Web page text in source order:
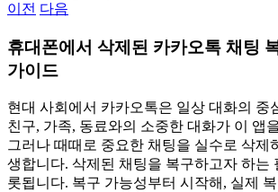
이전 다음
휴대폰에서 삭제된 카카오톡 채팅
가이드
현대 사회에서 카카오톡은 일상 대화의 중
친구, 가족, 동료와의 소중한 대화가 이 앱
그러나 때때로 중요한 채팅을 실수로 삭제
생합니다. 삭제된 채팅을 복구하고자 하는
롯됩니다. 복구 가능성부터 시작해, 실제 복